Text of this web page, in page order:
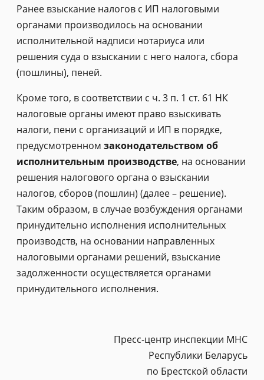
Ранее взыскание налогов с ИП налоговыми
органами производилось на основании
исполнительной надписи нотариуса или
решения суда о взыскании с него налога, сбора
(пошлины), пеней.
Кроме того, в соответствии с ч. 3 п. 1 ст. 61 НК
налоговые органы имеют право взыскивать
налоги, пени с организаций и ИП в порядке,
предусмотренном законодательством об
исполнительным производстве, на основании
решения налогового органа о взыскании
налогов, сборов (пошлин) (далее – решение).
Таким образом, в случае возбуждения органами
принудительно исполнения исполнительных
производств, на основании направленных
налоговыми органами решений, взыскание
задолженности осуществляется органами
принудительного исполнения.
Пресс-центр инспекции МНС
Республики Беларусь
по Брестской области